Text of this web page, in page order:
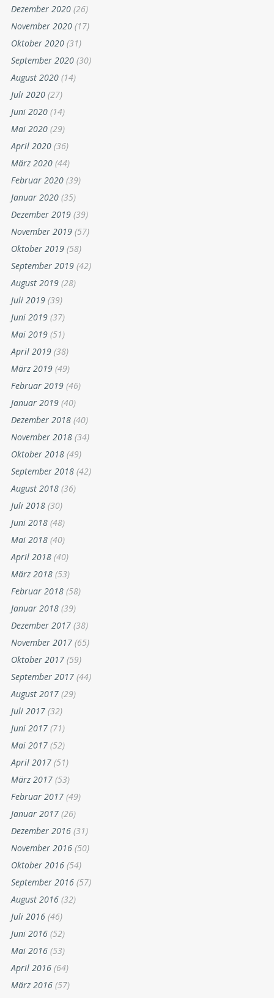
Dezember 2020 (26)
November 2020 (17)
Oktober 2020 (31)
September 2020 (30)
August 2020 (14)
Juli 2020 (27)
Juni 2020 (14)
Mai 2020 (29)
April 2020 (36)
März 2020 (44)
Februar 2020 (39)
Januar 2020 (35)
Dezember 2019 (39)
November 2019 (57)
Oktober 2019 (58)
September 2019 (42)
August 2019 (28)
Juli 2019 (39)
Juni 2019 (37)
Mai 2019 (51)
April 2019 (38)
März 2019 (49)
Februar 2019 (46)
Januar 2019 (40)
Dezember 2018 (40)
November 2018 (34)
Oktober 2018 (49)
September 2018 (42)
August 2018 (36)
Juli 2018 (30)
Juni 2018 (48)
Mai 2018 (40)
April 2018 (40)
März 2018 (53)
Februar 2018 (58)
Januar 2018 (39)
Dezember 2017 (38)
November 2017 (65)
Oktober 2017 (59)
September 2017 (44)
August 2017 (29)
Juli 2017 (32)
Juni 2017 (71)
Mai 2017 (52)
April 2017 (51)
März 2017 (53)
Februar 2017 (49)
Januar 2017 (26)
Dezember 2016 (31)
November 2016 (50)
Oktober 2016 (54)
September 2016 (57)
August 2016 (32)
Juli 2016 (46)
Juni 2016 (52)
Mai 2016 (53)
April 2016 (64)
März 2016 (57)